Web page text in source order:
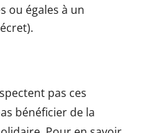
ou égales à un
pas ces
bénéficier de la